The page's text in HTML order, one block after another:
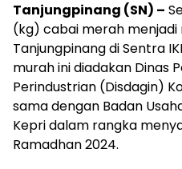
Tanjungpinang (SN) –
(kg) cabai merah
Tanjungpinang di Sentra
murah ini diadakan Dinas
Perindustrian (Disdagin)
sama dengan Badan
Kepri dalam rangka
Ramadhan 2024.